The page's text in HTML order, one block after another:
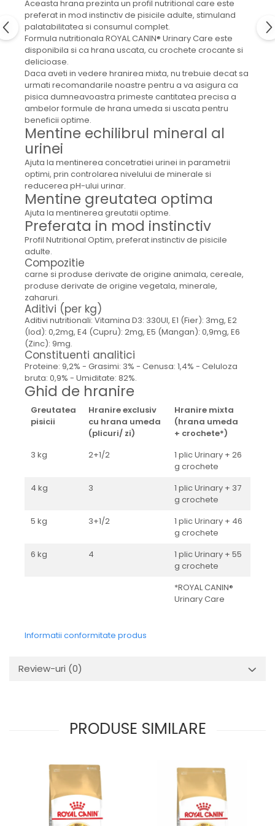
Aceasta hrana prezinta un profil nutritional care este
preferat in mod instinctiv de pisicile adulte, stimuland
palatabilitatea si consumul complet.
Formula nutritionala ROYAL CANIN® Urinary Care este
disponibila si ca hrana uscata, cu crochete crocante si
delicioase.
Daca aveti in vedere hranirea mixta, nu trebuie decat sa
urmati recomandarile noastre pentru a va asigura ca
pisica dumneavoastra primeste cantitatea precisa a
ambelor formule de hrana umeda si uscata pentru
beneficii optime.
Mentine echilibrul mineral al
urinei
Ajuta la mentinerea concetratiei urinei in parametrii
optimi, prin controlarea nivelului de minerale si
reducerea pH-ului urinar.
Mentine greutatea optima
Ajuta la mentinerea greutatii optime.
Preferata in mod instinctiv
Profil Nutritional Optim, preferat instinctiv de pisicile
adulte.
Compozitie
carne si produse derivate de origine animala, cereale,
produse derivate de origine vegetala, minerale,
zaharuri.
Aditivi (per kg)
Aditivi nutritionali: Vitamina D3: 330UI, E1 (Fier): 3mg, E2
(Iod): 0,2mg, E4 (Cupru): 2mg, E5 (Mangan): 0,9mg, E6
(Zinc): 9mg.
Constituenti analitici
Proteine: 9,2% - Grasimi: 3% - Cenusa: 1,4% - Celuloza
bruta: 0,9% - Umiditate: 82%.
Ghid de hranire
Greutatea
pisicii
Hranire exclusiv
cu hrana umeda
(plicuri/ zi)
Hranire mixta
(hrana umeda
+ crochete*)
3 kg
2+1/2
1 plic Urinary + 26
g crochete
4 kg
3
1 plic Urinary + 37
g crochete
5 kg
3+1/2
1 plic Urinary + 46
g crochete
6 kg
4
1 plic Urinary + 55
g crochete
*ROYAL CANIN®
Urinary Care
Informatii conformitate produs
Review-uri (0)
PRODUSE SIMILARE